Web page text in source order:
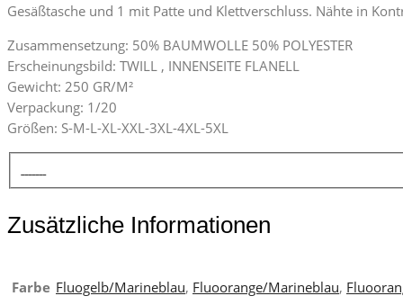
Gesäßtasche und 1 mit Patte und Klettverschluss. Nähte in
Zusammensetzung: 50% BAUMWOLLE 50% POLYESTER
Erscheinungsbild: TWILL , INNENSEITE FLANELL
Gewicht: 250 GR/M²
Verpackung: 1/20
Größen: S-M-L-XL-XXL-3XL-4XL-5XL
Zusätzliche Informationen
Farbe Fluogelb/Marineblau, Fluoorange/Marineblau,